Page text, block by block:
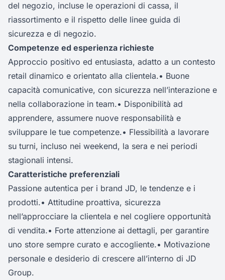
del negozio, incluse le operazioni di cassa, il
riassortimento e il rispetto delle linee guida di
sicurezza e di negozio.
Competenze ed esperienza richieste
Approccio positivo ed entusiasta, adatto a un contesto
retail dinamico e orientato alla clientela.• Buone
capacità comunicative, con sicurezza nell’interazione e
nella collaborazione in team.• Disponibilità ad
apprendere, assumere nuove responsabilità e
sviluppare le tue competenze.• Flessibilità a lavorare
su turni, incluso nei weekend, la sera e nei periodi
stagionali intensi.
Caratteristiche preferenziali
Passione autentica per i brand JD, le tendenze e i
prodotti.• Attitudine proattiva, sicurezza
nell’approcciare la clientela e nel cogliere opportunità
di vendita.• Forte attenzione ai dettagli, per garantire
uno store sempre curato e accogliente.• Motivazione
personale e desiderio di crescere all’interno di JD
Group.